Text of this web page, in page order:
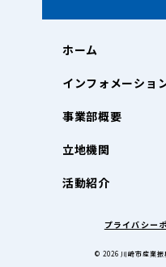
ホーム
インフォメーショ
事業部概要
立地機関
活動紹介
プライバシー
© 2026川崎市産業振